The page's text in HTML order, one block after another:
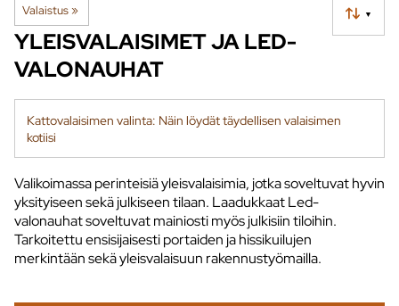
Valaistus‪» ▼
YLEISVALAISIMET JA LED-
VALONAUHAT
Kattovalaisimen valinta: Näin löydät täydellisen valaisimen
kotiisi
Valikoimassa perinteisiä yleisvalaisimia, jotka soveltuvat hyvin
yksityiseen sekä julkiseen tilaan. Laadukkaat Led-
valonauhat soveltuvat mainiosti myös julkisiin tiloihin.
Tarkoitettu ensisijaisesti portaiden ja hissikuilujen
merkintään sekä yleisvalaisuun rakennustyömailla.